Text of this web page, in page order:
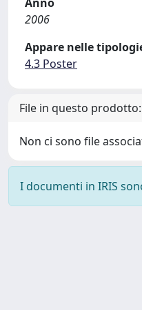
2006
Appare nelle
4.3 Poster
File in questo prodotto:
Non ci sono file
I documenti in IRIS